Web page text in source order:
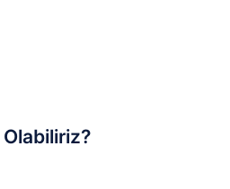
Olabiliriz?